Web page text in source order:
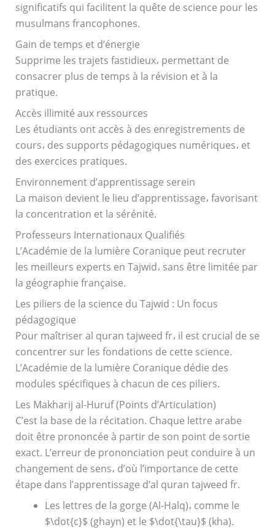
significatifs qui facilitent la quête de science pour les
musulmans francophones.
Gain de temps et d’énergie
Supprime les trajets fastidieux، permettant de
consacrer plus de temps à la révision et à la
pratique.
Accès illimité aux ressources
Les étudiants ont accès à des enregistrements de
cours، des supports pédagogiques numériques، et
des exercices pratiques.
Environnement d’apprentissage serein
La maison devient le lieu d’apprentissage، favorisant
la concentration et la sérénité.
Professeurs Internationaux Qualifiés
L’Académie de la lumière Coranique peut recruter
les meilleurs experts en Tajwid، sans être limitée par
la géographie française.
Les piliers de la science du Tajwid : Un focus
pédagogique
Pour maîtriser al quran tajweed fr، il est crucial de se
concentrer sur les fondations de cette science.
L’Académie de la lumière Coranique dédie des
modules spécifiques à chacun de ces piliers.
Les Makharij al-Huruf (Points d’Articulation)
C’est la base de la récitation. Chaque lettre arabe
doit être prononcée à partir de son point de sortie
exact. L’erreur de prononciation peut conduire à un
changement de sens، d’où l’importance de cette
étape dans l’apprentissage d’al quran tajweed fr.
Les lettres de la gorge (Al-Halq)، comme le
$\dot{c}$ (ghayn) et le $\dot{\tau}$ (kha).